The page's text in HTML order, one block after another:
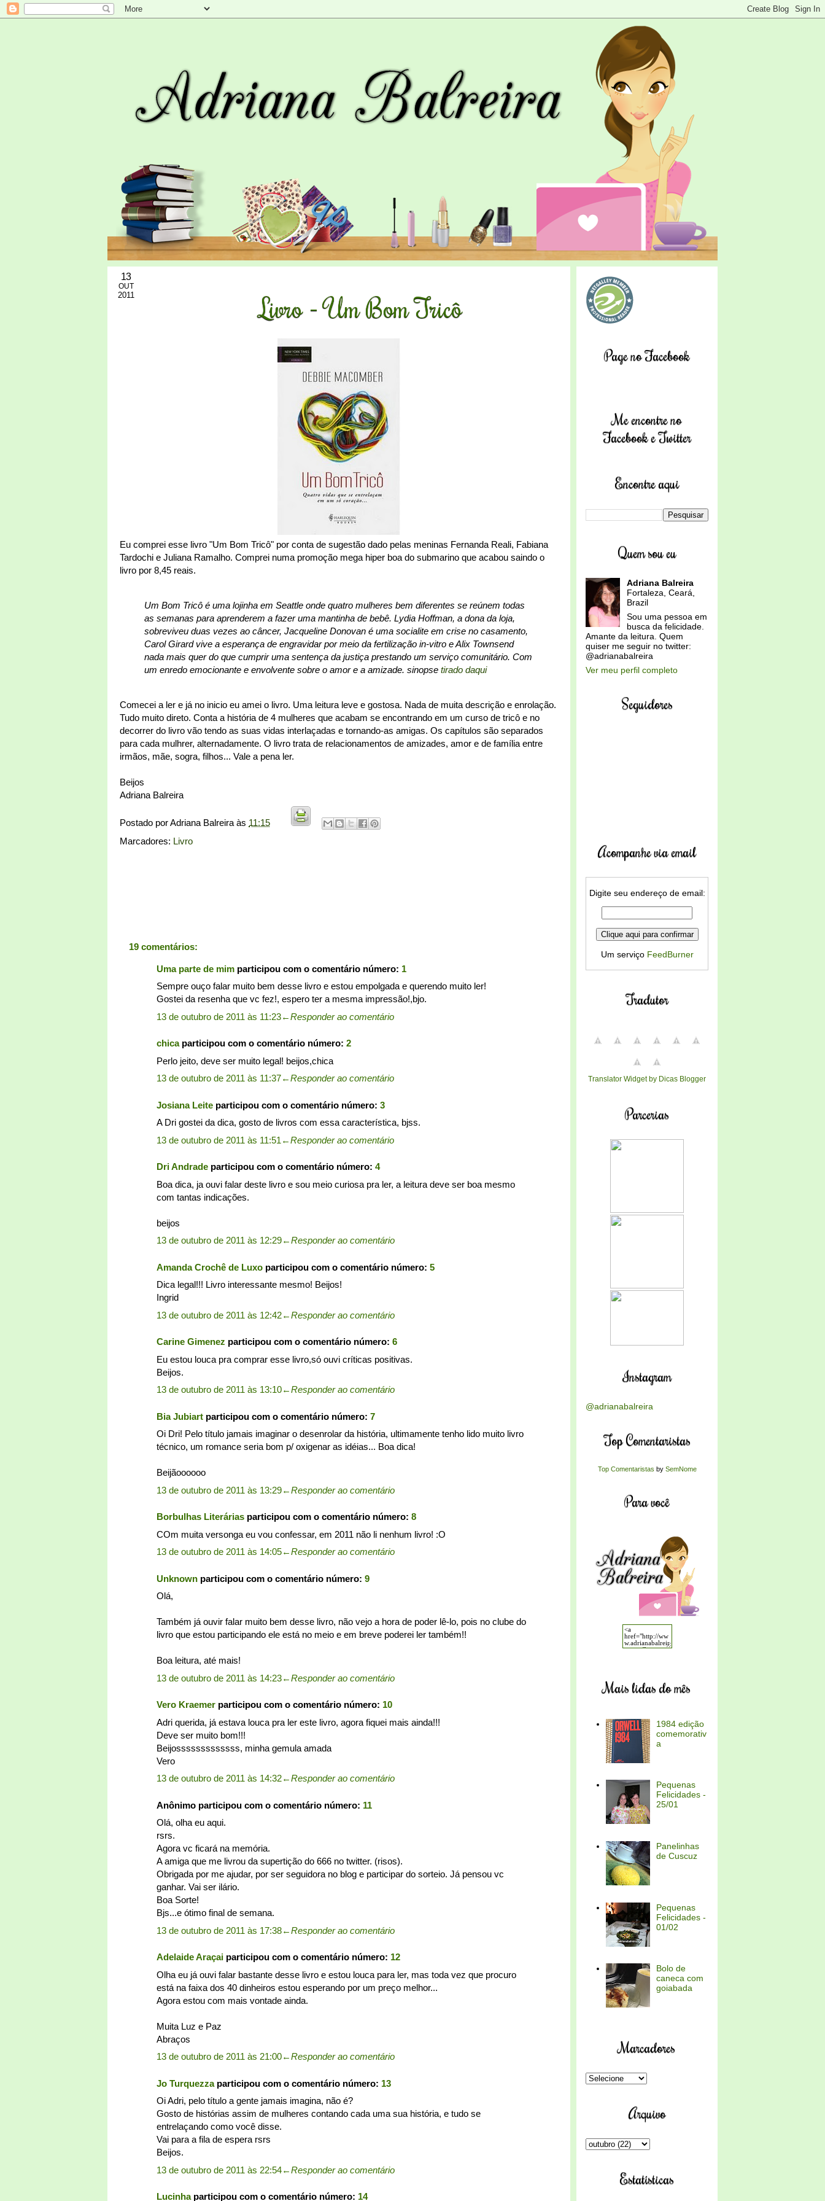
13
OUT
2011 Livro - Um Bom Tricô
Eu comprei esse livro "Um Bom Tricô" por conta de sugestão dado pelas meninas Fernanda Reali, Fabiana
Tardochi e Juliana Ramalho. Comprei numa promoção mega hiper boa do submarino que acabou saindo o
livro por 8,45 reais.
Um Bom Tricô é uma lojinha em Seattle onde quatro mulheres bem diferentes se reúnem todas
as semanas para aprenderem a fazer uma mantinha de bebê. Lydia Hoffman, a dona da loja,
sobreviveu duas vezes ao câncer, Jacqueline Donovan é uma socialite em crise no casamento,
Carol Girard vive a esperança de engravidar por meio da fertilização in-vitro e Alix Townsend
nada mais quer do que cumprir uma sentença da justiça prestando um serviço comunitário. Com
um enredo emocionante e envolvente sobre o amor e a amizade. sinopse tirado daqui
Comecei a ler e já no inicio eu amei o livro. Uma leitura leve e gostosa. Nada de muita descrição e enrolação.
Tudo muito direto. Conta a história de 4 mulheres que acabam se encontrando em um curso de tricô e no
decorrer do livro vão tendo as suas vidas interlaçadas e tornando-as amigas. Os capítulos são separados
para cada mulhrer, alternadamente. O livro trata de relacionamentos de amizades, amor e de família entre
irmãos, mãe, sogra, filhos... Vale a pena ler.
Beijos
Adriana Balreira
Postado porAdriana Balreira às 11:15
Marcadores: Livro
19 comentários:
Uma parte de mim participou com o comentário número: 1
Sempre ouço falar muito bem desse livro e estou empolgada e querendo muito ler!
Gostei da resenha que vc fez!, espero ter a mesma impressão!,bjo.
13 de outubro de 2011 às 11:23←Responder ao comentário
chicaparticipou com o comentário número: 2
Perlo jeito, deve ser muito legal! beijos,chica
13 de outubro de 2011 às 11:37←Responder ao comentário
Josiana Leite participou com o comentário número: 3
A Dri gostei da dica, gosto de livros com essa característica, bjss.
13 de outubro de 2011 às 11:51 ←Responder ao comentário
Dri Andrade participou com o comentário número: 4
Boa dica, ja ouvi falar deste livro e sou meio curiosa pra ler, a leitura deve ser boa mesmo
com tantas indicações.
beijos
13 de outubro de 2011 às 12:29←Responder ao comentário
Amanda Crochê de Luxo participou com o comentário número: 5
Dica legal!!! Livro interessante mesmo! Beijos!
Ingrid
13 de outubro de 2011 às 12:42←Responder ao comentário
Carine Gimenez participou com o comentário número: 6
Eu estou louca pra comprar esse livro,só ouvi críticas positivas.
Beijos.
13 de outubro de 2011 às 13:10←Responder ao comentário
Bia Jubiart participou com o comentário número: 7
Oi Dri! Pelo título jamais imaginar o desenrolar da história, ultimamente tenho lido muito livro
técnico, um romance seria bom p/ oxigenar as idéias... Boa dica!
Beijãoooooo
13 de outubro de 2011 às 13:29←Responder ao comentário
Borbulhas Literárias participou com o comentário número: 8
COm muita versonga eu vou confessar, em 2011 não li nenhum livro! :O
13 de outubro de 2011 às 14:05←Responder ao comentário
Unknown participou com o comentário número: 9
Olá,
Também já ouvir falar muito bem desse livro, não vejo a hora de poder lê-lo, pois no clube do
livro que estou participando ele está no meio e em breve poderei ler também!!
Boa leitura, até mais!
13 de outubro de 2011 às 14:23←Responder ao comentário
Vero Kraemer participou com o comentário número: 10
Adri querida, já estava louca pra ler este livro, agora fiquei mais ainda!!!
Deve ser muito bom!!!
Beijosssssssssssss, minha gemula amada
Vero
13 de outubro de 2011 às 14:32←Responder ao comentário
Anônimo participou com o comentário número: 11
Olá, olha eu aqui.
rsrs.
Agora vc ficará na memória.
A amiga que me livrou da supertição do 666 no twitter. (risos).
Obrigada por me ajudar, por ser seguidora no blog e participar do sorteio. Já pensou vc
ganhar. Vai ser ilário.
Boa Sorte!
Bjs...e ótimo final de semana.
13 de outubro de 2011 às 17:38←Responder ao comentário
Adelaide Araçai participou com o comentário número: 12
Olha eu já ouvi falar bastante desse livro e estou louca para ler, mas toda vez que procuro
está na faixa dos 40 dinheiros estou esperando por um preço melhor...
Agora estou com mais vontade ainda.
Muita Luz e Paz
Abraços
13 de outubro de 2011 às 21:00←Responder ao comentário
Jo Turquezzaparticipou com o comentário número: 13
Oi Adri, pelo título a gente jamais imagina, não é?
Gosto de histórias assim de mulheres contando cada uma sua história, e tudo se
entrelaçando como você disse.
Vai para a fila de espera rsrs
Beijos.
13 de outubro de 2011 às 22:54←Responder ao comentário
Lucinhaparticipou com o comentário número: 14
Page no Facebook
Me encontre no
Facebook e Twitter
Encontre aqui
Quem sou eu
Adriana Balreira
Fortaleza, Ceará,
Brazil
Sou uma pessoa em
busca da felicidade.
Amante da leitura. Quem
quiser me seguir no twitter:
@adrianabalreira
Ver meu perfil completo
Seguidores
Acompanhe via email
Digite seu endereço de email:
Um serviço FeedBurner
Tradutor
Translator Widget by Dicas Blogger
Parcerias
Instagram
@adrianabalreira
Top Comentaristas
Top Comentaristas by SemNome
Para você
Mais lidas do mês
1984 edição
comemorativ
a
Pequenas
Felicidades -
25/01
Panelinhas
de Cuscuz
Pequenas
Felicidades -
01/02
Bolo de
caneca com
goiabada
Marcadores
Arquivo
Estatísticas